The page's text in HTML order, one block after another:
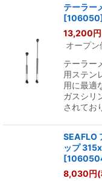
テーラー
[106050
13,200円
オープン
テーラー
用ステン
用に最適
ガスシリ
されてお
SEAFLO
ップ
[
8,030円